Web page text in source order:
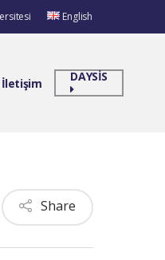
English
İletişim DAYSİS
Share